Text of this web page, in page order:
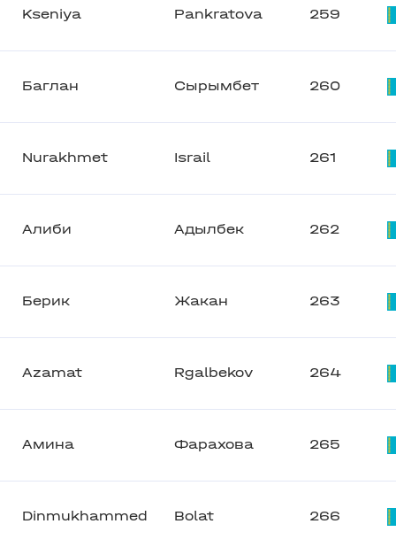
Kseniya Pankratova 259
Баглан Сырымбет 260
Nurakhmet Israil 261
Алиби Адылбек 262
Берик Жакан 263
Azamat Rgalbekov 264
Амина Фарахова 265
Dinmukhammed Bolat 266